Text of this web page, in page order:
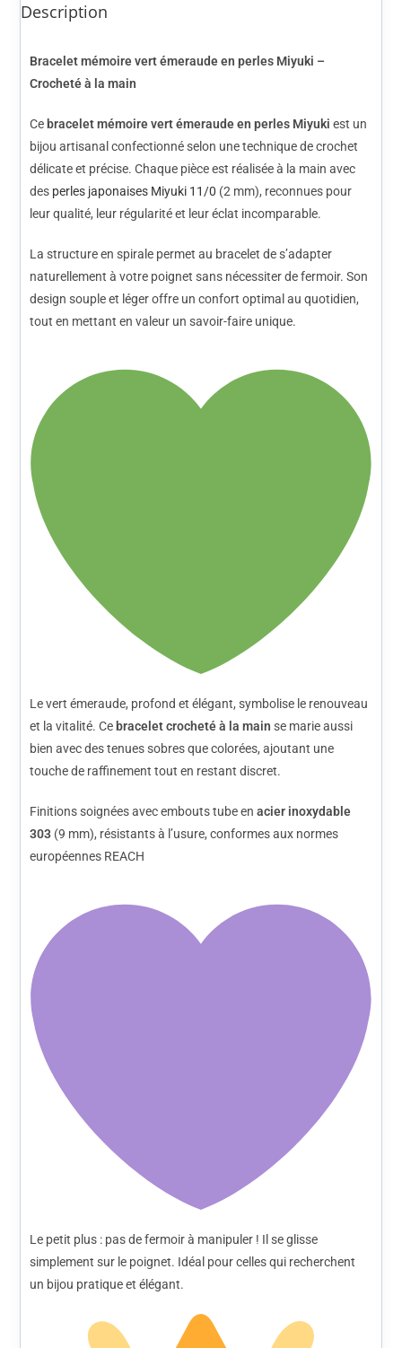
Description
Bracelet mémoire vert émeraude en perles Miyuki –
Crocheté à la main
Ce bracelet mémoire vert émeraude en perles Miyuki est un
bijou artisanal confectionné selon une technique de crochet
délicate et précise. Chaque pièce est réalisée à la main avec
des perles japonaises Miyuki 11/0 (2 mm), reconnues pour
leur qualité, leur régularité et leur éclat incomparable.
La structure en spirale permet au bracelet de s’adapter
naturellement à votre poignet sans nécessiter de fermoir. Son
design souple et léger offre un confort optimal au quotidien,
tout en mettant en valeur un savoir-faire unique.
Le vert émeraude, profond et élégant, symbolise le renouveau
et la vitalité. Ce bracelet crocheté à la main se marie aussi
bien avec des tenues sobres que colorées, ajoutant une
touche de raffinement tout en restant discret.
Finitions soignées avec embouts tube enacier inoxydable
303 (9 mm), résistants à l’usure, conformes aux normes
européennes REACH
Le petit plus : pas de fermoir à manipuler ! Il se glisse
simplement sur le poignet. Idéal pour celles qui recherchent
un bijou pratique et élégant.